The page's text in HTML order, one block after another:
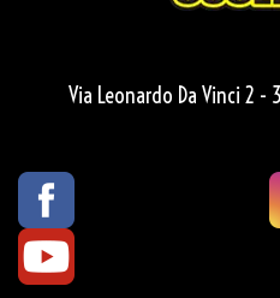
Via Leonardo Da Vinci 2